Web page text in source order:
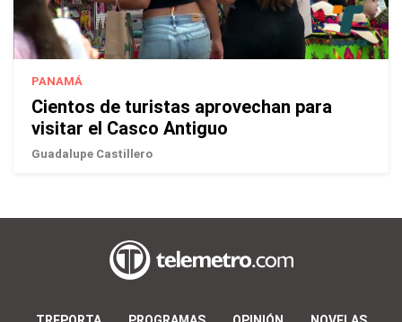
PANAMÁ
Cientos de turistas aprovechan para
visitar el Casco Antiguo
Guadalupe Castillero